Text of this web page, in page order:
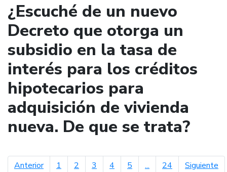
¿Escuché de un nuevo
Decreto que otorga un
subsidio en la tasa de
interés para los créditos
hipotecarios para
adquisición de vivienda
nueva. De que se trata?
Anteriorpágina anterior
1 2 3 4 5 ... 24 Siguiente